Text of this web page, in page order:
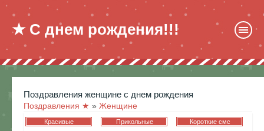
★ С днем рождения!!!
поздравления женщине с днем рождения
Поздравления ★ » Женщине
Красивые Прикольные Короткие смс